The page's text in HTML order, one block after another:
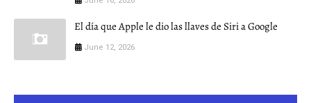
El día que Apple le dio las llaves de Siri a Google
June 12, 2026